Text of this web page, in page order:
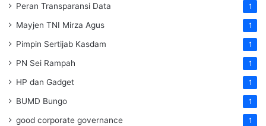
Peran Transparansi Data 1
Mayjen TNI Mirza Agus 1
Pimpin Sertijab Kasdam 1
PN Sei Rampah 1
HP dan Gadget 1
BUMD Bungo 1
good corporate governance 1